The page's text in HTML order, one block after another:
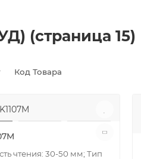
(страница 15)
Код Товара
чтения: 30-50 мм; Тип